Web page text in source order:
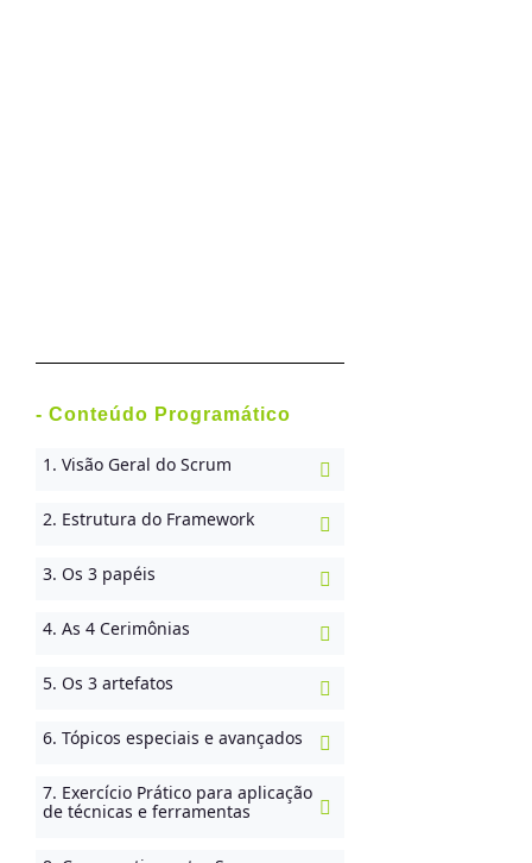
- Conteúdo Programático
1. Visão Geral do Scrum
2. Estrutura do Framework
3. Os 3 papéis
4. As 4 Cerimônias
5. Os 3 artefatos
6. Tópicos especiais e avançados
7. Exercício Prático para aplicação
de técnicas e ferramentas